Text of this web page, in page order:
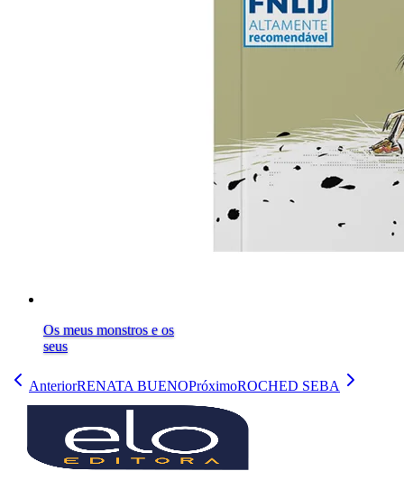
Os meus monstros e os
seus
AnteriorRENATA BUENOPróximoROCHED SEBA